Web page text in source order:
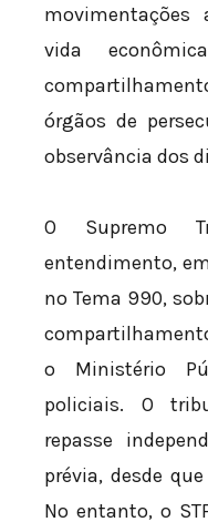
vida
órgãos de
observância dos
O Supremo
entendimento,
no Tema 990,
o Ministério
policiais. O
repasse
prévia, desde
No entanto, o